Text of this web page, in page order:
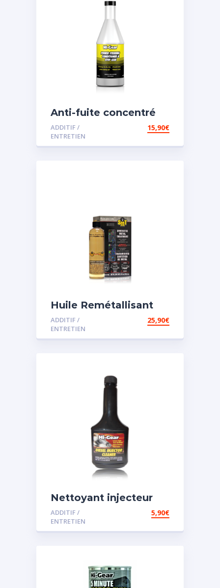
Anti-fuite concentré
pour direction
assistée
ADDITIF /
ENTRETIEN
15,90€
Huile Remétallisant
Moteur SMT2
ADDITIF /
ENTRETIEN
25,90€
Nettoyant injecteur
diesel
ADDITIF /
ENTRETIEN
5,90€